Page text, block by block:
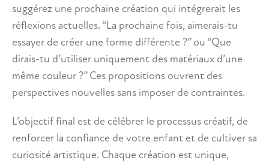
suggérez une prochaine création qui intégrerait les
réflexions actuelles. “La prochaine fois, aimerais-tu
essayer de créer une forme différente ?” ou “Que
dirais-tu d’utiliser uniquement des matériaux d’une
même couleur ?” Ces propositions ouvrent des
perspectives nouvelles sans imposer de contraintes.
L’objectif final est de célébrer le processus créatif, de
renforcer la confiance de votre enfant et de cultiver sa
curiosité artistique. Chaque création est unique,